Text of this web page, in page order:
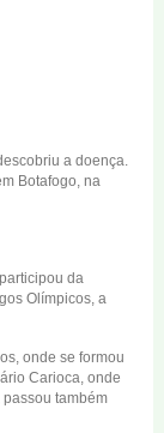
a doença.
Botafogo, na
da
Olímpicos, a
onde se formou
Carioca, onde
também